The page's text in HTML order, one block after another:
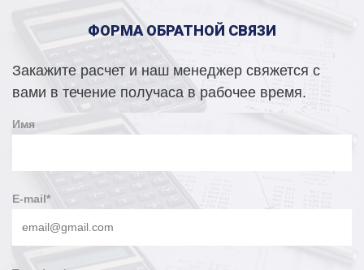
ФОРМА ОБРАТНОЙ СВЯЗИ
Закажите расчет и наш менеджер свяжется с
вами в течение получаса в рабочее время.
Имя
E-mail*